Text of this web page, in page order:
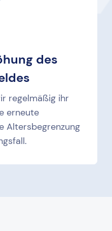
des
regelmäßig ihr
erneute
Altersbegrenzung